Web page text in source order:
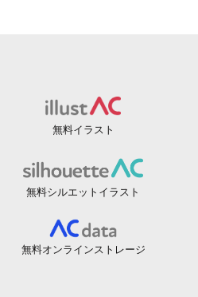
無料イラスト
無料シルエットイラスト
無料オンラインストレージ